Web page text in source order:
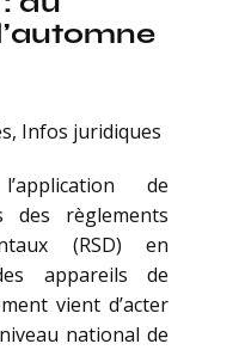
, Infos juridiques
de
des règlements
(RSD) en
appareils de
vient d’acter
national de